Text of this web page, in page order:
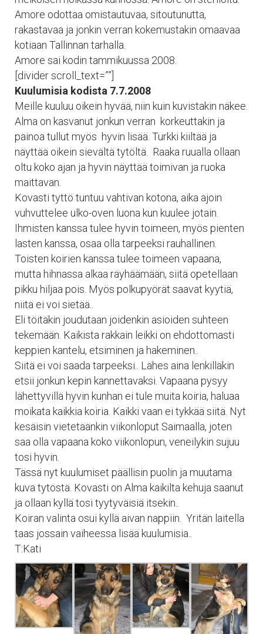
Amore odottaa omistautuvaa, sitoutunutta,
rakastavaa ja jonkin verran kokemustakin omaavaa
kotiaan Tallinnan tarhalla.
Amore sai kodin tammikuussa 2008.
[divider scroll_text=””]
Kuulumisia kodista 7.7.2008
Meille kuuluu oikein hyvää, niin kuin kuvistakin näkee.
Alma on kasvanut jonkun verran korkeuttakin ja
painoa tullut myös hyvin lisää. Turkki kiiltää ja
näyttää oikein sievältä tytöltä. Raaka ruualla ollaan
oltu koko ajan ja hyvin näyttää toimivan ja ruoka
maittavan.
Kovasti tyttö tuntuu vahtivan kotona, aika ajoin
vuhvuttelee ulko-oven luona kun kuulee jotain.
Ihmisten kanssa tulee hyvin toimeen, myös pienten
lasten kanssa, osaa olla tarpeeksi rauhallinen.
Toisten koirien kanssa tulee toimeen vapaana,
mutta hihnassa alkaa räyhäämään, siitä opetellaan
pikku hiljaa pois. Myös polkupyörät saavat kyytiä,
niitä ei voi sietää..
Eli töitäkin joudutaan joidenkin asioiden suhteen
tekemään. Kaikista rakkain leikki on ehdottomasti
keppien kantelu, etsiminen ja hakeminen..
Siitä ei voi saada tarpeeksi.. Lähes aina lenkilläkin
etsii jonkun kepin kannettavaksi. Vapaana pysyy
lähettyvillä hyvin kunhan ei tule muita koiria, haluaa
moikata kaikkia koiria. Kaikki vaan ei tykkää siitä. Nyt
kesäisin vietetäänkin viikonloput Saimaalla, joten
saa olla vapaana koko viikonlopun, veneilykin sujuu
tosi hyvin.
Tässä nyt kuulumiset päällisin puolin ja muutama
kuva tytöstä. Kovasti on Alma kaikilta kehuja saanut
ja ollaan kyllä tosi tyytyväisiä itsekin..
Koiran valinta osui kyllä aivan nappiin. Yritän laitella
taas jossain vaiheessa lisää kuulumisia..
T:Kati